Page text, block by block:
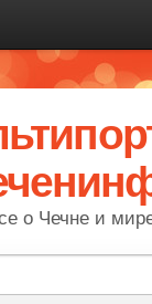
о Чечне и